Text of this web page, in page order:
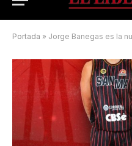
Portada » Jorge Banegas es la